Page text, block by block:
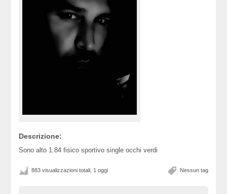
Descrizione:
Sono alto 1.84 fisico sportivo single occhi verdi
Nessun tag
883 visualizzazioni totali, 1 oggi